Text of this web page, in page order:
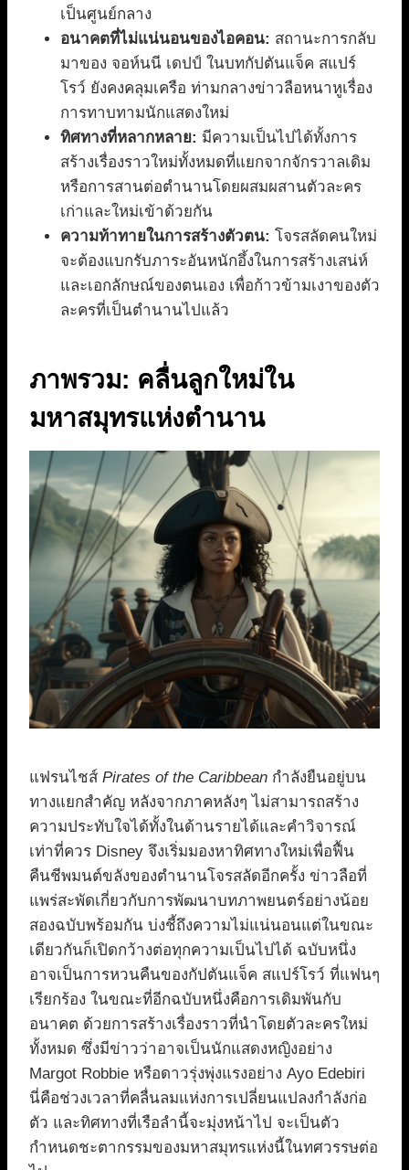
เป็นศูนย์กลาง
อนาคตที่ไม่แน่นอนของไอคอน: สถานะการกลับ
มาของ จอห์นนี เดปป์ ในบทกัปตันแจ็ค สแปร์
โรว์ ยังคงคลุมเครือ ท่ามกลางข่าวลือหนาหูเรื่อง
การทาบทามนักแสดงใหม่
ทิศทางที่หลากหลาย: มีความเป็นไปได้ทั้งการ
สร้างเรื่องราวใหม่ทั้งหมดที่แยกจากจักรวาลเดิม
หรือการสานต่อตำนานโดยผสมผสานตัวละคร
เก่าและใหม่เข้าด้วยกัน
ความท้าทายในการสร้างตัวตน: โจรสลัดคนใหม่
จะต้องแบกรับภาระอันหนักอึ้งในการสร้างเสน่ห์
และเอกลักษณ์ของตนเอง เพื่อก้าวข้ามเงาของตัว
ละครที่เป็นตำนานไปแล้ว
ภาพรวม: คลื่นลูกใหม่ใน
มหาสมุทรแห่งตำนาน
แฟรนไชส์ Pirates of the Caribbean กำลังยืนอยู่บน
ทางแยกสำคัญ หลังจากภาคหลังๆ ไม่สามารถสร้าง
ความประทับใจได้ทั้งในด้านรายได้และคำวิจารณ์
เท่าที่ควร Disney จึงเริ่มมองหาทิศทางใหม่เพื่อฟื้น
คืนชีพมนต์ขลังของตำนานโจรสลัดอีกครั้ง ข่าวลือที่
แพร่สะพัดเกี่ยวกับการพัฒนาบทภาพยนตร์อย่างน้อย
สองฉบับพร้อมกัน บ่งชี้ถึงความไม่แน่นอนแต่ในขณะ
เดียวกันก็เปิดกว้างต่อทุกความเป็นไปได้ ฉบับหนึ่ง
อาจเป็นการหวนคืนของกัปตันแจ็ค สแปร์โรว์ ที่แฟนๆ
เรียกร้อง ในขณะที่อีกฉบับหนึ่งคือการเดิมพันกับ
อนาคต ด้วยการสร้างเรื่องราวที่นำโดยตัวละครใหม่
ทั้งหมด ซึ่งมีข่าวว่าอาจเป็นนักแสดงหญิงอย่าง
Margot Robbie หรือดาวรุ่งพุ่งแรงอย่าง Ayo Edebiri
นี่คือช่วงเวลาที่คลื่นลมแห่งการเปลี่ยนแปลงกำลังก่อ
ตัว และทิศทางที่เรือลำนี้จะมุ่งหน้าไป จะเป็นตัว
กำหนดชะตากรรมของมหาสมุทรแห่งนี้ในทศวรรษต่อ